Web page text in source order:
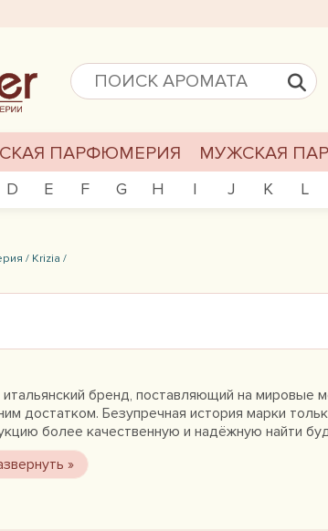
ПАРФЮМЕРИЯ МУЖСКАЯ
D E F G H I J K L
/ Krizia /
итальянский бренд, поставляющий на мировые
достатком. Безупречная история марки
более качественную и надёжную найти